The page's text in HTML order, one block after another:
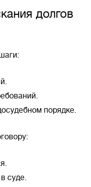
долгов
порядке.
суде.